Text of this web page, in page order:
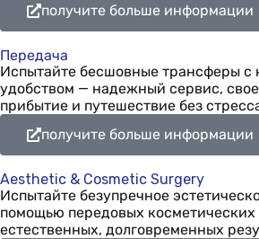
получите больше информации
Передача
Испытайте бесшовные трансферы с
удобством — надежный сервис,
прибытие и путешествие без
получите больше информации
Aesthetic & Cosmetic Surgery
Испытайте безупречное
помощью передовых косметических
естественных, долговременных